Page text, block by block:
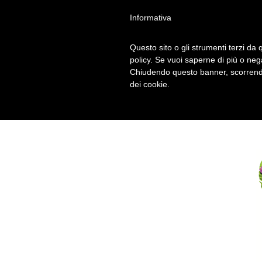
PETECA-
Informativa
Questo sito o gli strumenti terzi da
policy. Se vuoi saperne di più o
Chiudendo questo banner,
dei cookie.